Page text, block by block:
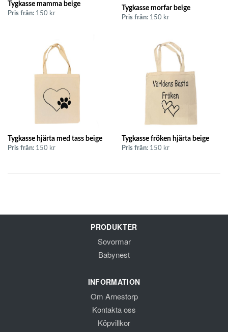
Tygkasse mamma beige
Pris från: 150 kr
Tygkasse morfar beige
Pris från: 150 kr
Tygkasse hjärta med tass beige
Pris från: 150 kr
Tygkasse fröken hjärta beige
Pris från: 150 kr
PRODUKTER
Sovormar
Babynest
INFORMATION
Om Arnestorp
Kontakta oss
Köpvillkor